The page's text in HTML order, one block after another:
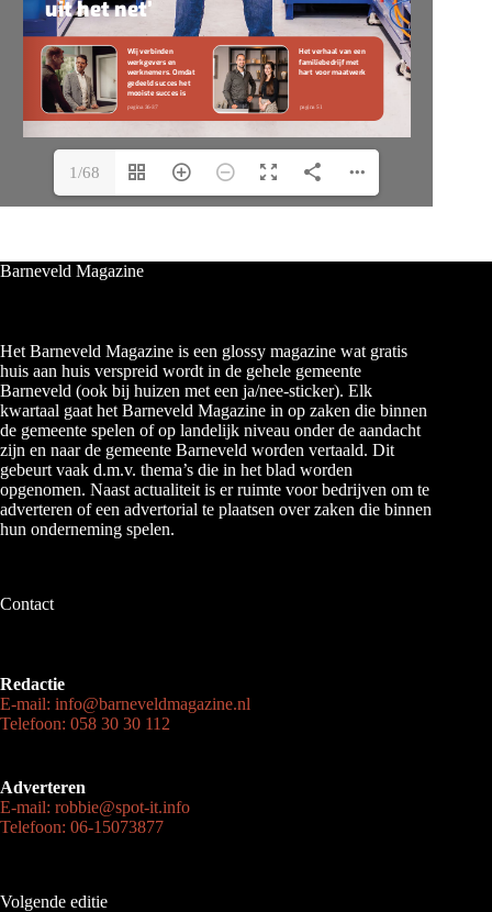
1/68
Barneveld Magazine
Het Barneveld Magazine is een glossy magazine wat gratis
huis aan huis verspreid wordt in de gehele gemeente
Barneveld (ook bij huizen met een ja/nee-sticker). Elk
kwartaal gaat het Barneveld Magazine in op zaken die binnen
de gemeente spelen of op landelijk niveau onder de aandacht
zijn en naar de gemeente Barneveld worden vertaald. Dit
gebeurt vaak d.m.v. thema’s die in het blad worden
opgenomen. Naast actualiteit is er ruimte voor bedrijven om te
adverteren of een advertorial te plaatsen over zaken die binnen
hun onderneming spelen.
Contact
Redactie
E-mail: info@barneveldmagazine.nl
Telefoon: 058 30 30 112
Adverteren
E-mail: robbie@spot-it.info
Telefoon: 06-15073877
Volgende editie